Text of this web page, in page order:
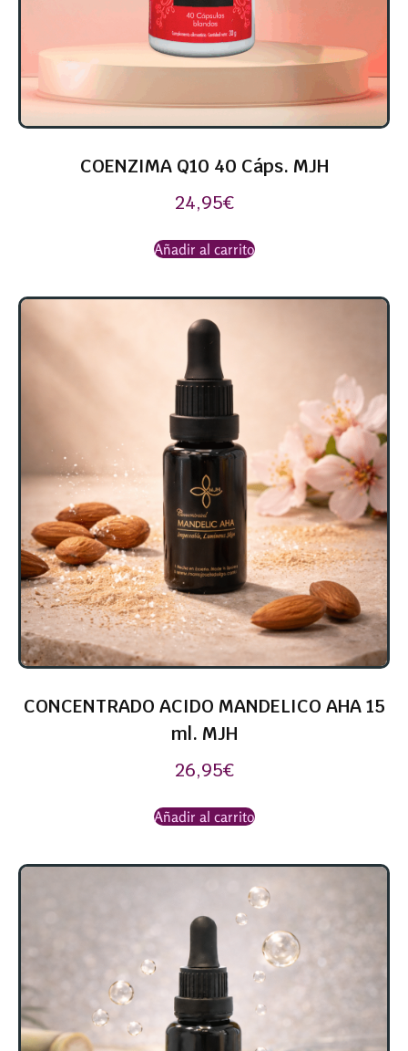
COENZIMA Q10 40 Cáps. MJH
24,95€
Añadir al carrito
CONCENTRADO ACIDO MANDELICO AHA 15
ml. MJH
26,95€
Añadir al carrito